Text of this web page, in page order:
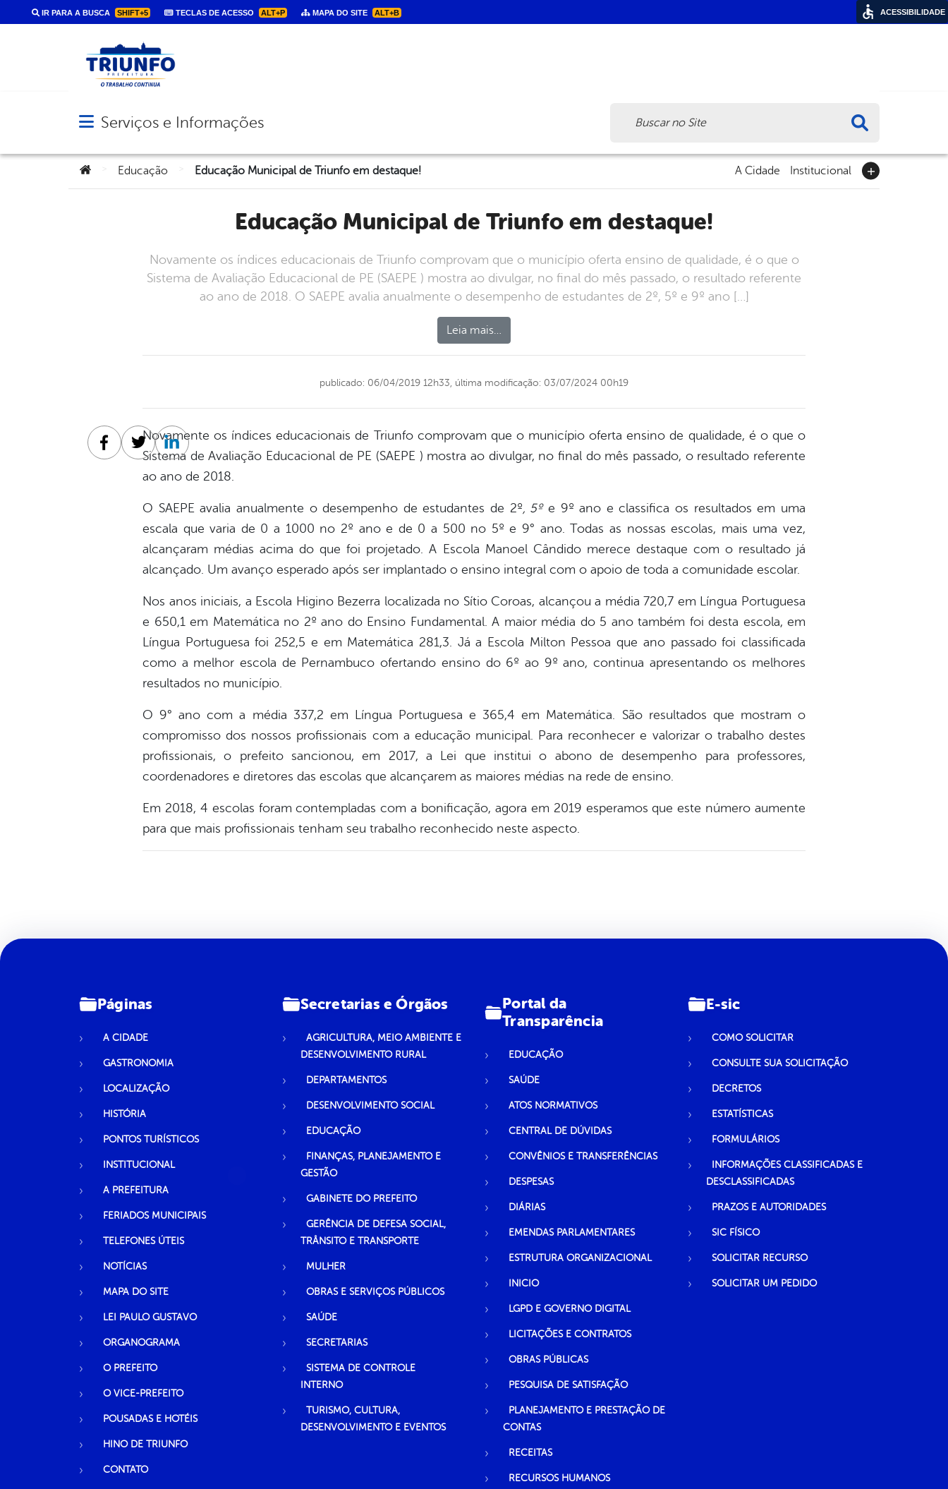
IR PARA A BUSCA SHIFT+5 TECLAS DE ACESSO ALT+P MAPA DO SITE ALT+B
Abrir menu principal de navegação
Serviços e Informações
Você está aqui:
Educação Educação Municipal de Triunfo em destaque! A Cidade Institucional
Educação Municipal de Triunfo em destaque!
Novamente os índices educacionais de Triunfo comprovam que o município oferta ensino de qualidade, é o que o
Sistema de Avaliação Educacional de PE (SAEPE ) mostra ao divulgar, no final do mês passado, o resultado referente
ao ano de 2018. O SAEPE avalia anualmente o desempenho de estudantes de 2º, 5º e 9º ano […]
Leia mais…
publicado: 06/04/2019 12h33, última modificação: 03/07/2024 00h19
Novamente os índices educacionais de Triunfo comprovam que o município oferta ensino de qualidade, é o que o
Sistema de Avaliação Educacional de PE (SAEPE ) mostra ao divulgar, no final do mês passado, o resultado referente
ao ano de 2018.
O SAEPE avalia anualmente o desempenho de estudantes de 2º, 5ºe 9º ano e classifica os resultados em uma
escala que varia de 0 a 1000 no 2º ano e de 0 a 500 no 5º e 9° ano. Todas as nossas escolas, mais uma vez,
alcançaram médias acima do que foi projetado. A Escola Manoel Cândido merece destaque com o resultado já
alcançado. Um avanço esperado após ser implantado o ensino integral com o apoio de toda a comunidade escolar.
Nos anos iniciais, a Escola Higino Bezerra localizada no Sítio Coroas, alcançou a média 720,7 em Língua Portuguesa
e 650,1 em Matemática no 2º ano do Ensino Fundamental. A maior média do 5 ano também foi desta escola, em
Língua Portuguesa foi 252,5 e em Matemática 281,3. Já a Escola Milton Pessoa que ano passado foi classificada
como a melhor escola de Pernambuco ofertando ensino do 6º ao 9º ano, continua apresentando os melhores
resultados no município.
O 9° ano com a média 337,2 em Língua Portuguesa e 365,4 em Matemática. São resultados que mostram o
compromisso dos nossos profissionais com a educação municipal. Para reconhecer e valorizar o trabalho destes
profissionais, o prefeito sancionou, em 2017, a Lei que institui o abono de desempenho para professores,
coordenadores e diretores das escolas que alcançarem as maiores médias na rede de ensino.
Em 2018, 4 escolas foram contempladas com a bonificação, agora em 2019 esperamos que este número aumente
para que mais profissionais tenham seu trabalho reconhecido neste aspecto.
Facebook
TwitterLinkedin
Páginas
A CIDADE
GASTRONOMIA
LOCALIZAÇÃO
HISTÓRIA
PONTOS TURÍSTICOS
INSTITUCIONAL
A PREFEITURA
FERIADOS MUNICIPAIS
TELEFONES ÚTEIS
NOTÍCIAS
MAPA DO SITE
LEI PAULO GUSTAVO
ORGANOGRAMA
O PREFEITO
O VICE-PREFEITO
POUSADAS E HOTÉIS
HINO DE TRIUNFO
CONTATO
Secretarias e Órgãos
AGRICULTURA, MEIO AMBIENTE E
DESENVOLVIMENTO RURAL
DEPARTAMENTOS
DESENVOLVIMENTO SOCIAL
EDUCAÇÃO
FINANÇAS, PLANEJAMENTO E
GESTÃO
GABINETE DO PREFEITO
GERÊNCIA DE DEFESA SOCIAL,
TRÂNSITO E TRANSPORTE
MULHER
OBRAS E SERVIÇOS PÚBLICOS
SAÚDE
SECRETARIAS
SISTEMA DE CONTROLE
INTERNO
TURISMO, CULTURA,
DESENVOLVIMENTO E EVENTOS
Portal da
Transparência
EDUCAÇÃO
SAÚDE
ATOS NORMATIVOS
CENTRAL DE DÚVIDAS
CONVÊNIOS E TRANSFERÊNCIAS
DESPESAS
DIÁRIAS
EMENDAS PARLAMENTARES
ESTRUTURA ORGANIZACIONAL
INICIO
LGPD E GOVERNO DIGITAL
LICITAÇÕES E CONTRATOS
OBRAS PÚBLICAS
PESQUISA DE SATISFAÇÃO
PLANEJAMENTO E PRESTAÇÃO DE
CONTAS
RECEITAS
RECURSOS HUMANOS
E-sic
COMO SOLICITAR
CONSULTE SUA SOLICITAÇÃO
DECRETOS
ESTATÍSTICAS
FORMULÁRIOS
INFORMAÇÕES CLASSIFICADAS E
DESCLASSIFICADAS
PRAZOS E AUTORIDADES
SIC FÍSICO
SOLICITAR RECURSO
SOLICITAR UM PEDIDO
ACESSIBILIDADE